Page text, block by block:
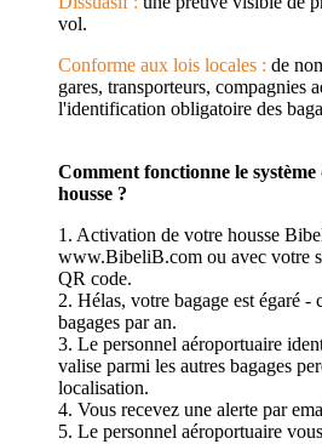
vol.
Conforme aux lois locales : de
gares, transporteurs, compagnies
l'identification obligatoire des
Comment fonctionne le
housse ?
1. Activation de votre housse
www.BibeliB.com ou avec votre
QR code.
2. Hélas, votre bagage est égaré
bagages par an.
3. Le personnel aéroportuaire
valise parmi les autres bagages
localisation.
4. Vous recevez une alerte par
5. Le personnel aéroportuaire